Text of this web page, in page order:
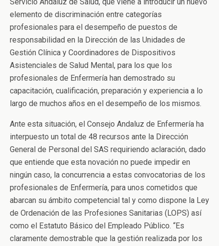
elemento de discriminación entre categorías
profesionales para el desempeño de puestos de
responsabilidad en la Dirección de las Unidades de
Gestión Clínica y Coordinadores de Dispositivos
Asistenciales de Salud Mental, para los que los
profesionales de Enfermería han demostrado su
capacitación, cualificación, preparación y experiencia a lo
largo de muchos años en el desempeño de los mismos.
Ante esta situación, el Consejo Andaluz de Enfermería ha
interpuesto un total de 48 recursos ante la Dirección
General de Personal del SAS requiriendo aclaración, dado
que entiende que esta novación no puede impedir en
ningún caso, la concurrencia a estas convocatorias de los
profesionales de Enfermería, para unos cometidos que
abarcan su ámbito competencial tal y como dispone la Ley
de Ordenación de las Profesiones Sanitarias (LOPS) así
como el Estatuto Básico del Empleado Público. “Es
claramente demostrable que la gestión realizada por los